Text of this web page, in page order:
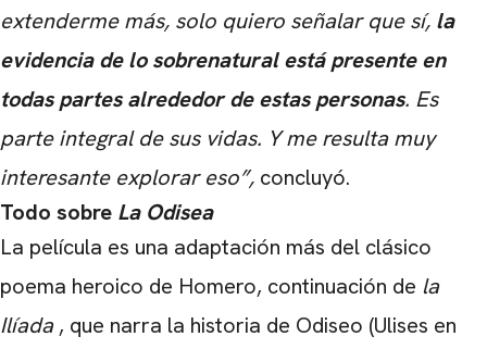
extenderme más, solo quiero señalar que sí, la
evidencia de lo sobrenatural está presente en
todas partes alrededor de estas personas. Es
parte integral de sus vidas. Y me resulta muy
interesante explorar eso”, concluyó.
Todo sobre La Odisea
La película es una adaptación más del clásico
poema heroico de Homero, continuación de la
Ilíada, que narra la historia de Odiseo (Ulises en